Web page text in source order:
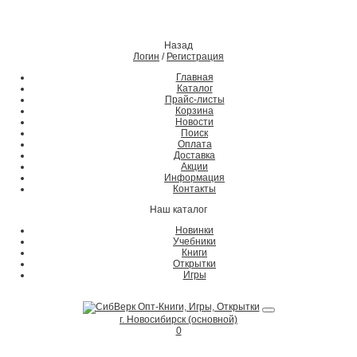
Назад
Логин / Регистрация
Главная
Каталог
Прайс-листы
Корзина
Новости
Поиск
Оплата
Доставка
Акции
Информация
Контакты
Наш каталог
Новинки
Учебники
Книги
Открытки
Игры
г. Новосибирск (основной)
0